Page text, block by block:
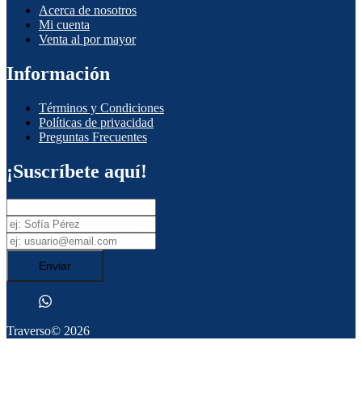
Acerca de nosotros
Mi cuenta
Venta al por mayor
Información
Términos y Condiciones
Políticas de privacidad
Preguntas Frecuentes
¡Suscríbete aquí!
Enviar
Traverso© 2026